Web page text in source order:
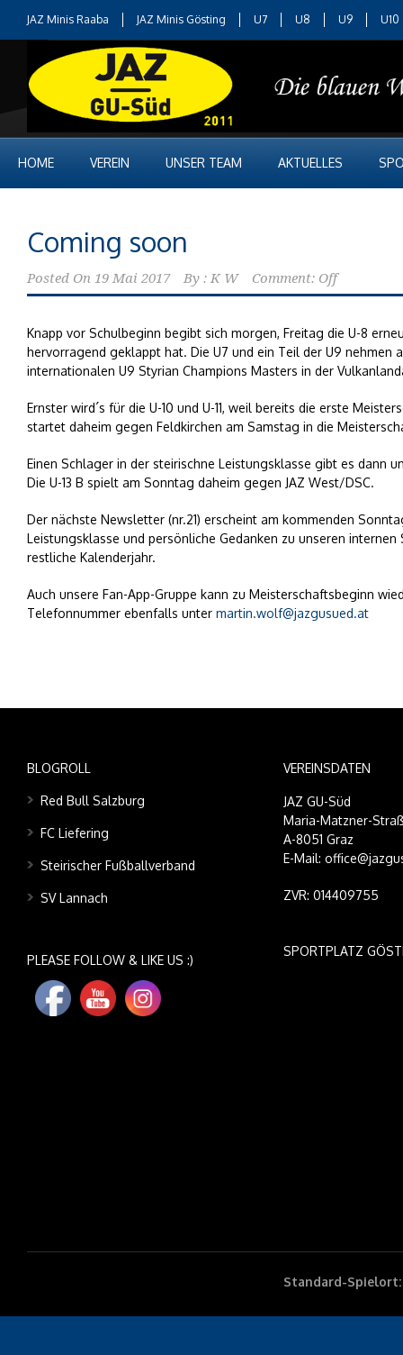
JAZ Minis Raaba JAZ Minis Gösting U7 U8 U9 U10
HOME VEREIN UNSER TEAM AKTUELLES
Coming soon
Posted On 19 Mai 2017 By : K W Comment: Off
Knapp vor Schulbeginn begibt sich morgen, Freitag die U-8
hervorragend geklappt hat. Die U7 und ein Teil der U9
internationalen U9 Styrian Champions Masters in der
Ernster wird´s für die U-10 und U-11, weil bereits die erste
startet daheim gegen Feldkirchen am Samstag in die
Einen Schlager in der steirischne Leistungsklasse gibt es dann
Die U-13 B spielt am Sonntag daheim gegen JAZ West/DSC.
Der nächste Newsletter (nr.21) erscheint am kommenden
Leistungsklasse und persönliche Gedanken zu unseren
restliche Kalenderjahr.
Auch unsere Fan-App-Gruppe kann zu Meisterschaftsbeginn
Telefonnummer ebenfalls unter martin.wolf@jazgusued.at
BLOGROLL
Red Bull Salzburg
FC Liefering
Steirischer Fußballverband
SV Lannach
PLEASE FOLLOW & LIKE US :)
VEREINSDATEN
JAZ GU-Süd
Maria-Matzner-
A-8051 Graz
E-Mail:
ZVR: 014409755
SPORTPLATZ
Standard-Spielort: